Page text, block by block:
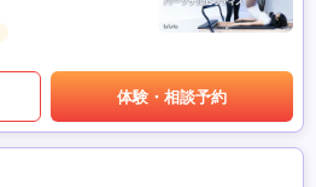
体験・相談予約